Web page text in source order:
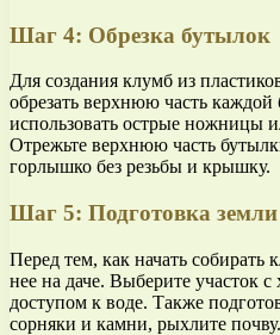
Шаг 4: Обрезка бутылок
Для создания клумб из
обрезать верхнюю часть
использовать острые ножницы
Отрежьте верхнюю часть
горлышко без резьбы и крышку.
Шаг 5: Подготовка
Перед тем, как начать собирать
нее на даче. Выберите участок
доступом к воде. Также
сорняки и камни, рыхлите почву.